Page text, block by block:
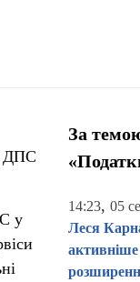
ДПС
у
За
14:23, 05
Леся